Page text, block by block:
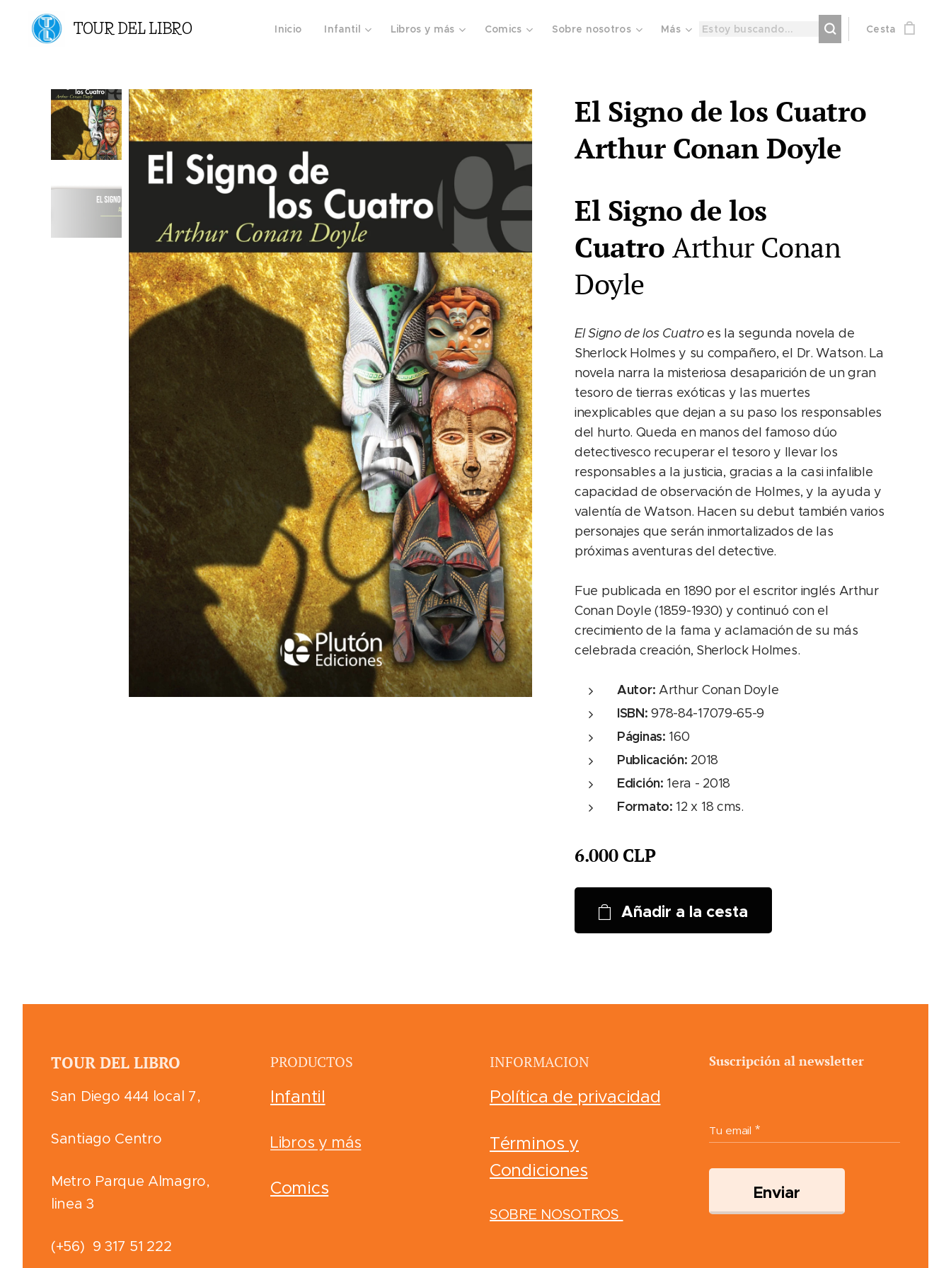
TOUR DEL LIBRO Inicio Infantil Libros y más Comics Sobre nosotros Más Cesta
El Signo de los Cuatro
Arthur Conan Doyle
El Signo de los
CuatroArthur Conan
Doyle
El Signo de los Cuatroes la segunda novela de
Sherlock Holmes y su compañero, el Dr. Watson. La
novela narra la misteriosa desaparición de un gran
tesoro de tierras exóticas y las muertes
inexplicables que dejan a su paso los responsables
del hurto. Queda en manos del famoso dúo
detectivesco recuperar el tesoro y llevar los
responsables a la justicia, gracias a la casi infalible
capacidad de observación de Holmes, y la ayuda y
valentía de Watson. Hacen su debut también varios
personajes que serán inmortalizados de las
próximas aventuras del detective.
Fue publicada en 1890 por el escritor inglés Arthur
Conan Doyle (1859-1930) y continuó con el
crecimiento de la fama y aclamación de su más
celebrada creación, Sherlock Holmes.
Autor: Arthur Conan Doyle
ISBN:978-84-17079-65-9
Páginas: 160
Publicación: 2018
Edición: 1era - 2018
Formato: 12 x 18 cms.
6.000CLP
Añadir a la cesta
TOUR DEL LIBRO
San Diego 444 local 7,
Santiago Centro
Metro Parque Almagro,
linea 3
(+56) 9 317 51 222
PRODUCTOS
Infantil
Libros y más
Comics
INFORMACION
Política de privacidad
Términos y
Condiciones
SOBRE NOSOTROS
Suscripción al newsletter
Tu email
Enviar